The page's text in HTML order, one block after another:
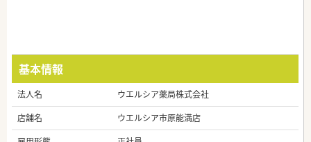
基本情報
法人名
ウエルシア薬局株式会社
店舗名
ウエルシア市原能満店